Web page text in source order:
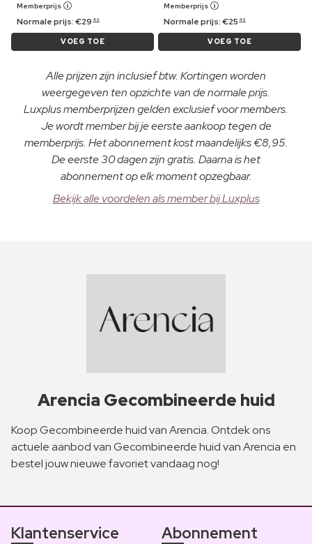
Memberprijs
Normale prijs:€29 49
VOEG TOE
Memberprijs
Normale prijs:€25 49
VOEG TOE
Alle prijzen zijn inclusief btw. Kortingen worden
weergegeven ten opzichte van de normale prijs.
Luxplus memberprijzen gelden exclusief voor members.
Je wordt member bij je eerste aankoop tegen de
memberprijs. Het abonnement kost maandelijks €8,95.
De eerste 30 dagen zijn gratis. Daarna is het
abonnement op elk moment opzegbaar.
Bekijk alle voordelen als member bij Luxplus
Arencia Gecombineerde huid
Koop Gecombineerde huid van Arencia. Ontdek ons
actuele aanbod van Gecombineerde huid van Arencia en
bestel jouw nieuwe favoriet vandaag nog!
Klantenservice Abonnement